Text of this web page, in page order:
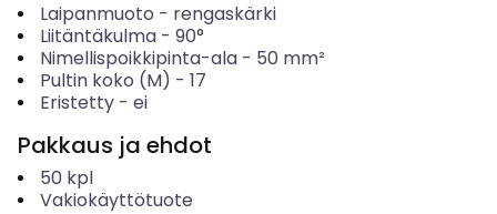
Laipanmuoto - rengaskärki
Liitäntäkulma- 90°
Nimellispoikkipinta-ala- 50 mm²
Pultin koko (M) - 17
Eristetty- ei
Pakkaus ja ehdot
50 kpl
Vakiokäyttötuote